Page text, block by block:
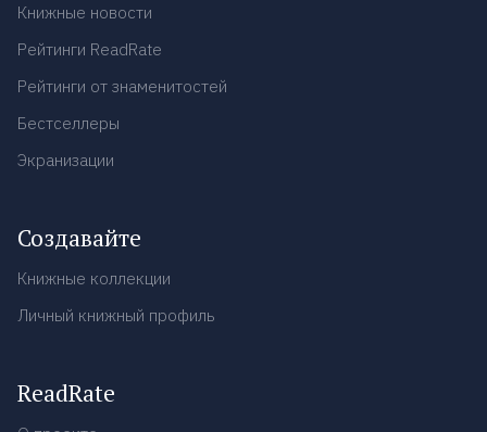
Книжные новости
Рейтинги ReadRate
Рейтинги от знаменитостей
Бестселлеры
Экранизации
Создавайте
Книжные коллекции
Личный книжный профиль
ReadRate